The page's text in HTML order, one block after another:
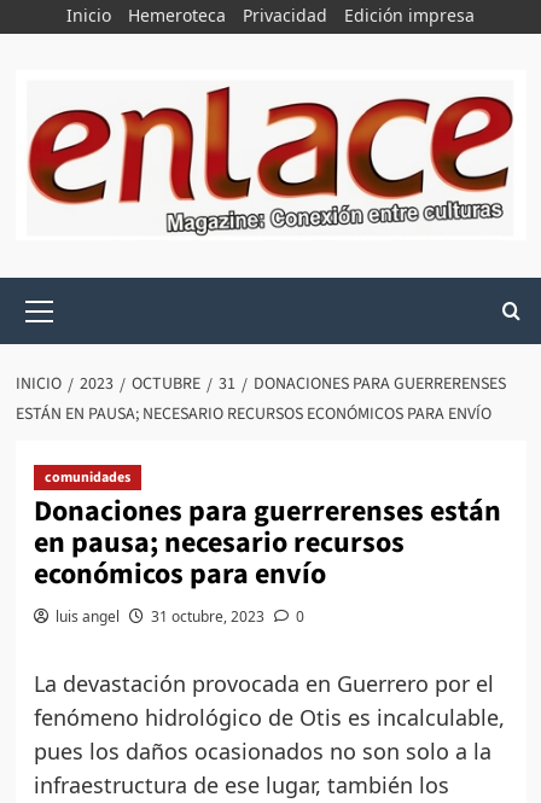
Inicio Hemeroteca Privacidad Edición impresa
principal
INICIO 2023 OCTUBRE 31
DONACIONES PARA GUERRERENSES
ESTÁN EN PAUSA; NECESARIO RECURSOS ECONÓMICOS PARA ENVÍO
comunidades
Donaciones para guerrerenses están
en pausa; necesario recursos
económicos para envío
luis angel 31 octubre, 2023 0
La devastación provocada en Guerrero por el
fenómeno hidrológico de Otis es incalculable,
pues los daños ocasionados no son solo a la
infraestructura de ese lugar, también los